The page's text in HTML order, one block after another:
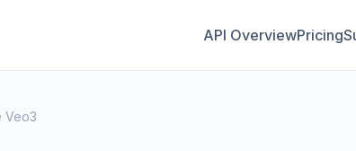
API OverviewPricing
Veo3